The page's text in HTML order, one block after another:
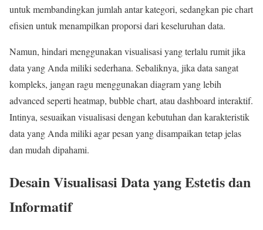
untuk membandingkan jumlah antar kategori, sedangkan pie chart
efisien untuk menampilkan proporsi dari keseluruhan data.
Namun, hindari menggunakan visualisasi yang terlalu rumit jika
data yang Anda miliki sederhana. Sebaliknya, jika data sangat
kompleks, jangan ragu menggunakan diagram yang lebih
advanced seperti heatmap, bubble chart, atau dashboard interaktif.
Intinya, sesuaikan visualisasi dengan kebutuhan dan karakteristik
data yang Anda miliki agar pesan yang disampaikan tetap jelas
dan mudah dipahami.
Desain Visualisasi Data yang Estetis dan
Informatif